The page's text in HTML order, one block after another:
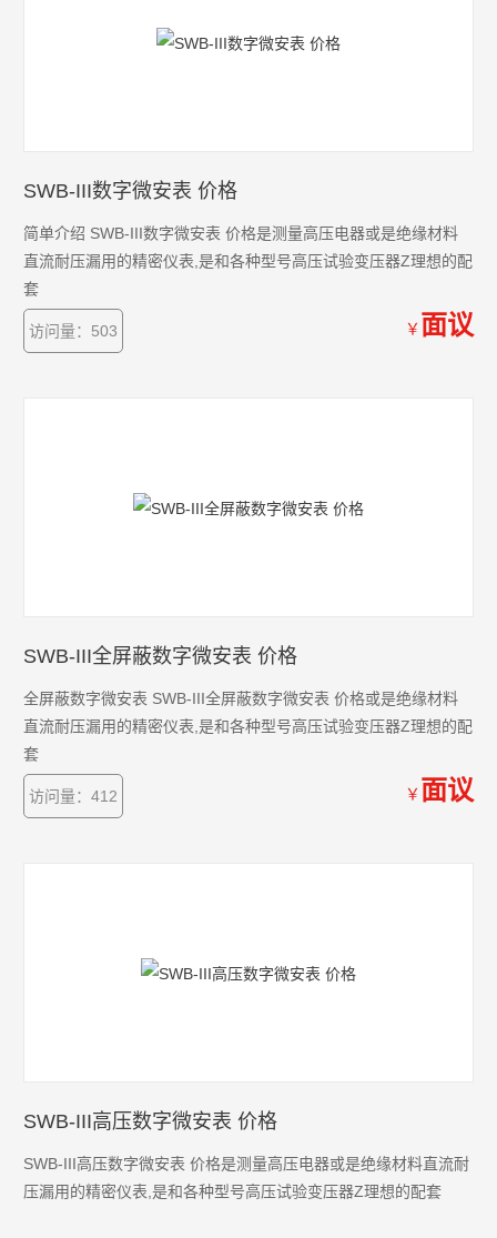
SWB-III数字微安表 价格
简单介绍 SWB-III数字微安表 价格是测量高压电器或是绝缘材料
直流耐压漏用的精密仪表,是和各种型号高压试验变压器Z理想的配
套
访问量：503 ￥ 面议
SWB-III全屏蔽数字微安表 价格
全屏蔽数字微安表 SWB-III全屏蔽数字微安表 价格或是绝缘材料
直流耐压漏用的精密仪表,是和各种型号高压试验变压器Z理想的配
套
访问量：412 ￥ 面议
SWB-III高压数字微安表 价格
SWB-III高压数字微安表 价格是测量高压电器或是绝缘材料直流耐
压漏用的精密仪表,是和各种型号高压试验变压器Z理想的配套